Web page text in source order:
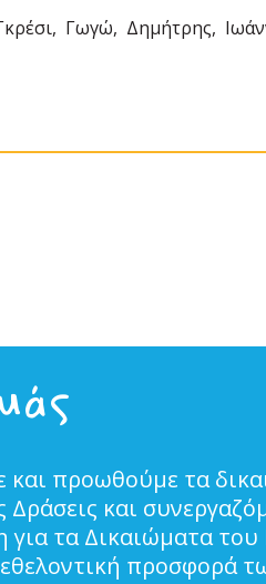
Γωγώ, Δημήτρης,
προωθούμε τα
και
τα Δικαιώματα
προσφορά